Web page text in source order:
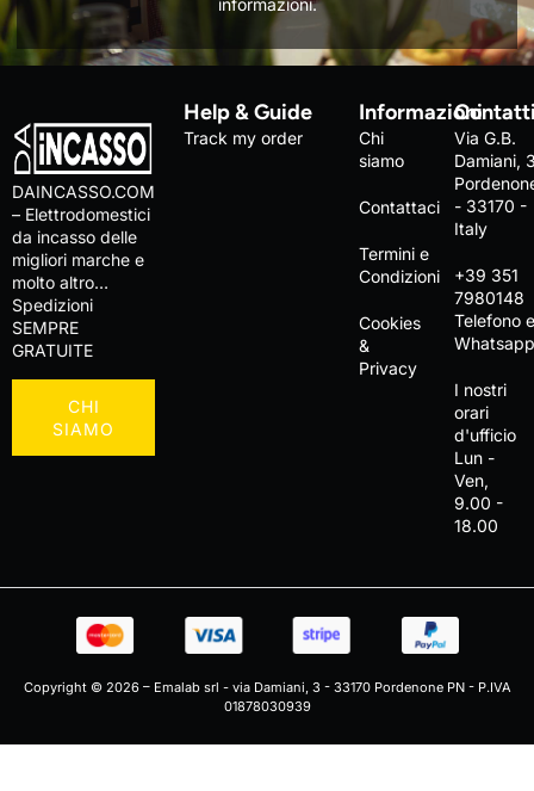
informazioni.
DAINCASSO.COM
– Elettrodomestici
da incasso delle
migliori marche e
molto altro…
Spedizioni
SEMPRE
GRATUITE
CHI
SIAMO
Help & Guide
Track my order
Informazioni
Chi
siamo
Contattaci
Termini e
Condizioni
Cookies
&
Privacy
Via G.B.
Damiani,
- 33170 -
Italy
+39 351
7980148
Telefono
I nostri
orari
d'ufficio
Lun -
Ven,
9.00 -
18.00
Copyright © 2026 – Emalab srl - via Damiani, 3 - 33170 Pordenone PN - P.IVA
01878030939